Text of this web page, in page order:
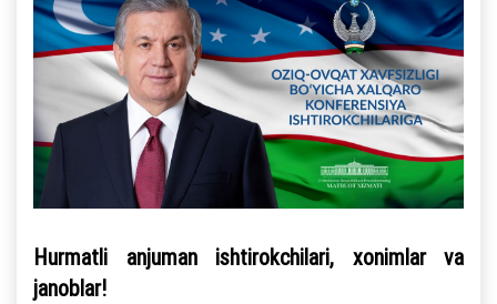
Hurmatli anjuman ishtirokchilari, xonimlar va
janoblar!